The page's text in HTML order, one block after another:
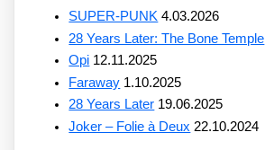
SUPER-PUNK 4.03.2026
28 Years Later: The Bone Temple
Opi 12.11.2025
Faraway 1.10.2025
28 Years Later 19.06.2025
Joker – Folie à Deux 22.10.2024